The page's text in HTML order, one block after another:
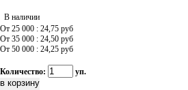
В наличии
От 25 000 : 24,75 руб
От 35 000 : 24,50 руб
От 50 000 : 24,25 руб
Количество: уп.